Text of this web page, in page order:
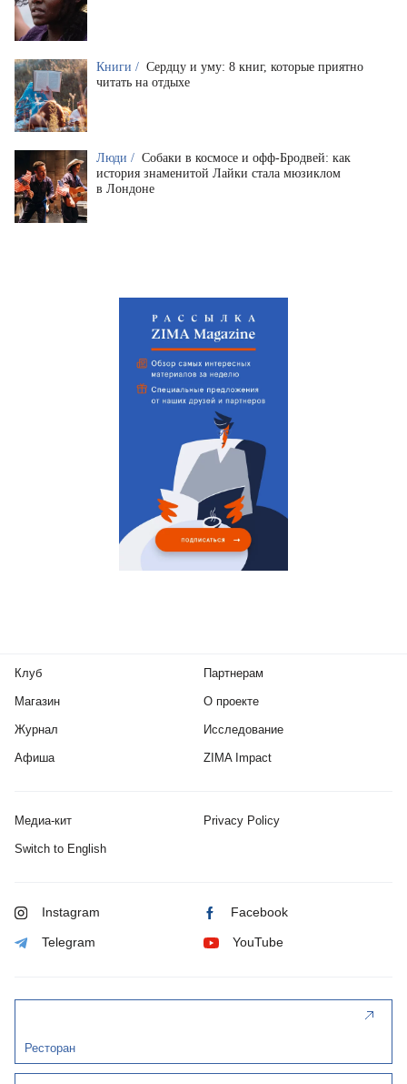
Книги / Сердцу и уму: 8 книг, которые приятно
читать на отдыхе
Люди / Собаки в космосе и офф-Бродвей: как
история знаменитой Лайки стала мюзиклом
в Лондоне
Клуб
Магазин
Журнал
Афиша
Партнерам
О проекте
Исследование
ZIMA Impact
Медиа-кит Privacy Policy
Switch to English
Instagram Facebook
Telegram YouTube
Ресторан